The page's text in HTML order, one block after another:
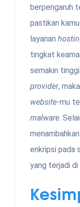
berpengaruh
pastikan
layanan
tingkat
semakin
provider,
website-mu
malware.
enkripsi pada
yang terjadi